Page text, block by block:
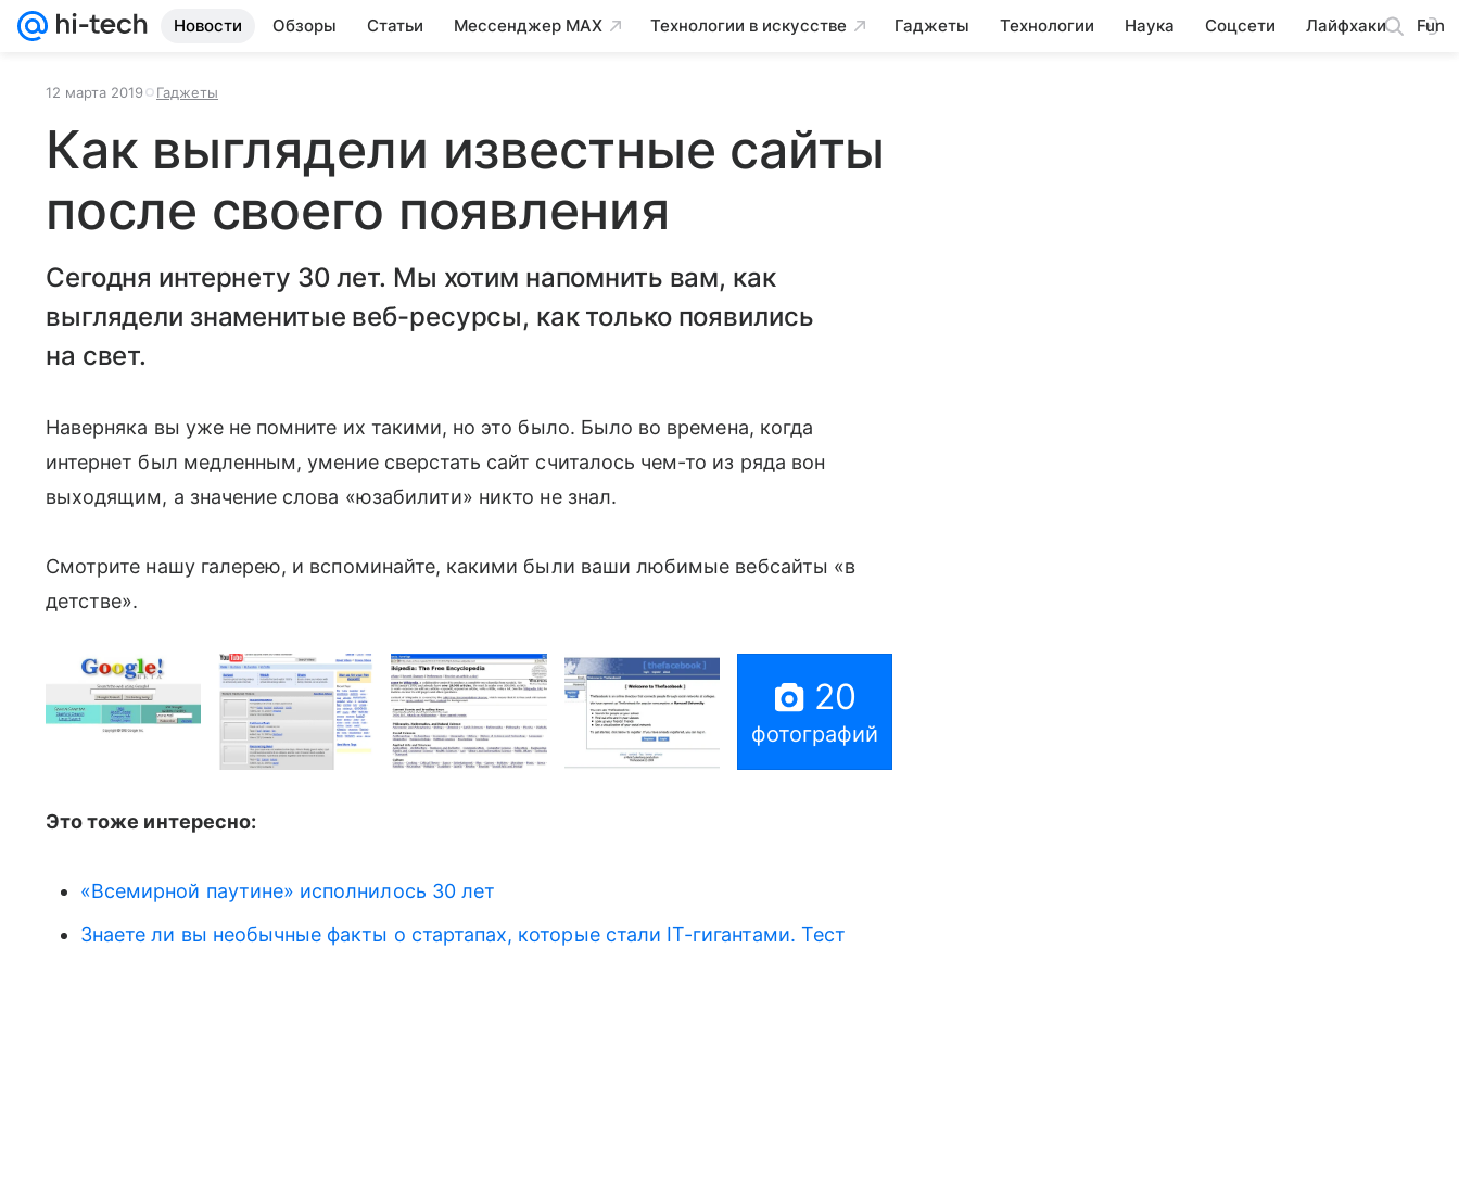
Новости Обзоры Статьи Мессенджер MAX Технологии в искусстве Гаджеты Технологии Наука Соцсети Лайфхаки Fun
12 марта 2019 Гаджеты
Как выглядели известные сайты
после своего появления
Сегодня интернету 30 лет. Мы хотим напомнить вам, как
выглядели знаменитые веб-ресурсы, как только появились
на свет.
Наверняка вы уже не помните их такими, но это было. Было во времена, когда
интернет был медленным, умение сверстать сайт считалось чем-то из ряда вон
выходящим, а значение слова «юзабилити» никто не знал.
Смотрите нашу галерею, и вспоминайте, какими были ваши любимые вебсайты «в
детстве».
20
фотографий
Это тоже интересно:
«Всемирной паутине» исполнилось 30 лет
Знаете ли вы необычные факты о стартапах, которые стали IT-гигантами. Тест